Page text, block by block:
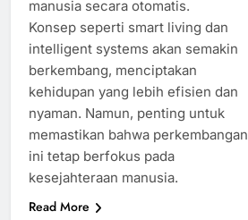
manusia secara otomatis.
Konsep seperti smart living dan
intelligent systems akan semakin
berkembang, menciptakan
kehidupan yang lebih efisien dan
nyaman. Namun, penting untuk
memastikan bahwa perkembangan
ini tetap berfokus pada
kesejahteraan manusia.
Read More